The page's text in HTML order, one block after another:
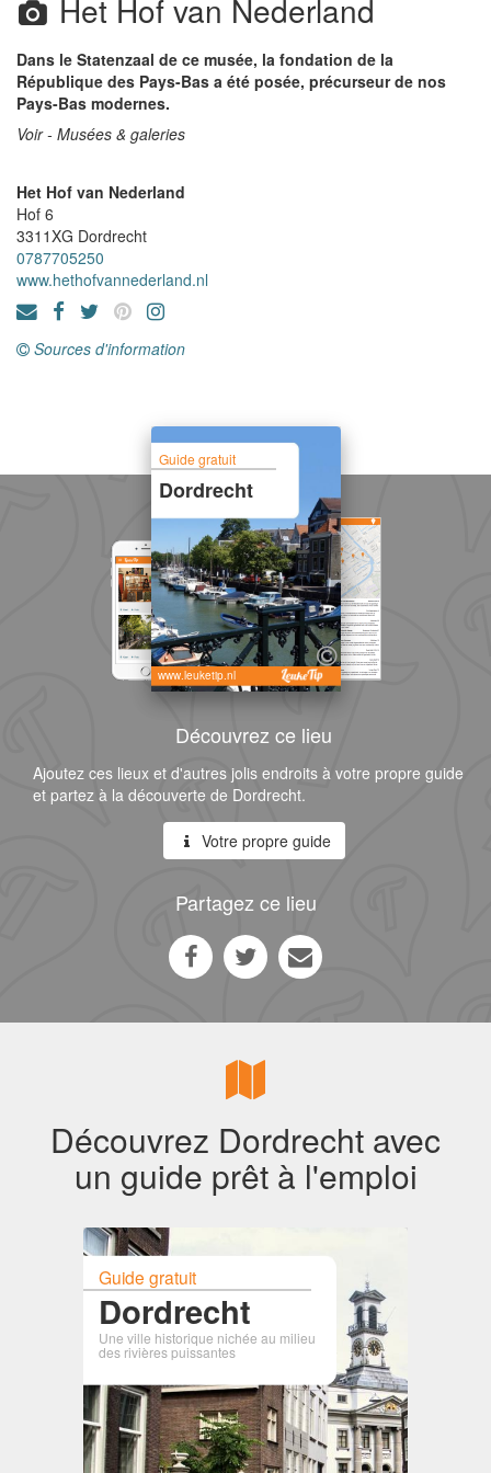
Het Hof van Nederland
Dans le Statenzaal de ce musée, la fondation de la
République des Pays-Bas a été posée, précurseur de nos
Pays-Bas modernes.
Voir - Musées & galeries
Het Hof van Nederland
Hof 6
3311XG Dordrecht
0787705250
www.hethofvannederland.nl
Sources d'information
Guide gratuit
Dordrecht
www.leuketip.nl
Découvrez ce lieu
Ajoutez ces lieux et d'autres jolis endroits à votre propre guide
et partez à la découverte de Dordrecht.
Votre propre guide
Partagez ce lieu
Découvrez Dordrecht avec
un guide prêt à l'emploi
Guide gratuit
Dordrecht
Une ville historique nichée au milieu
des rivières puissantes